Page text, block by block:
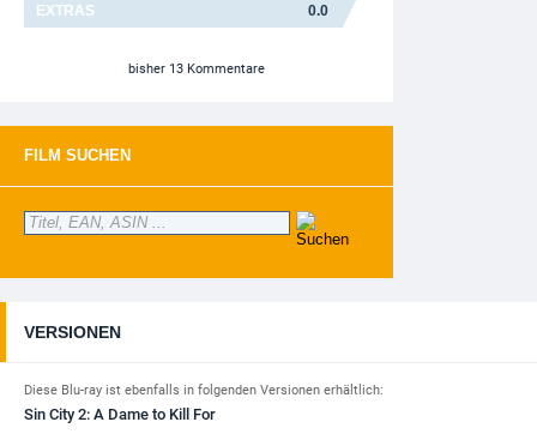
EXTRAS 0.0
bisher 13 Kommentare
FILM SUCHEN
VERSIONEN
Diese Blu-ray ist ebenfalls in folgenden Versionen erhältlich:
Sin City 2: A Dame to Kill For